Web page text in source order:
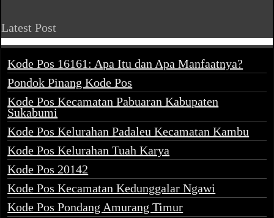
Latest Post
Kode Pos 16161: Apa Itu dan Apa Manfaatnya?
Pondok Pinang Kode Pos
Kode Pos Kecamatan Pabuaran Kabupaten
Sukabumi
Kode Pos Kelurahan Padaleu Kecamatan Kambu
Kode Pos Kelurahan Tuah Karya
Kode Pos 20142
Kode Pos Kecamatan Kedunggalar Ngawi
Kode Pos Pondang Amurang Timur